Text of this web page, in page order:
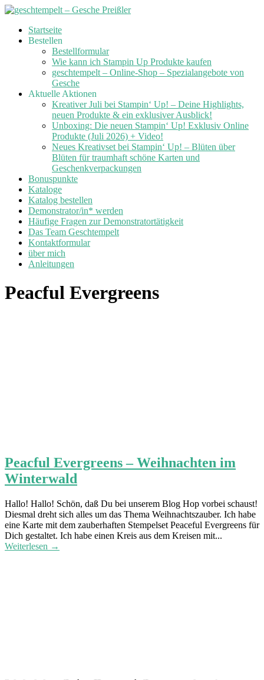
Skip
Startseite
Bestellen
Bestellformular
Wie kann ich Stampin Up Produkte kaufen
geschtempelt – Online-Shop – Spezialangebote von
Gesche
Aktuelle Aktionen
Kreativer Juli bei Stampin‘ Up! – Deine Highlights,
neuen Produkte & ein exklusiver Ausblick!
Unboxing: Die neuen Stampin‘ Up! Exklusiv Online
Produkte (Juli 2026) + Video!
Neues Kreativset bei Stampin‘ Up! – Blüten über
Blüten für traumhaft schöne Karten und
Geschenkverpackungen
Bonuspunkte
Kataloge
Katalog bestellen
Demonstrator/in* werden
Häufige Fragen zur Demonstratortätigkeit
Das Team Geschtempelt
Kontaktformular
über mich
Anleitungen
Peacful Evergreens
Peacful Evergreens – Weihnachten im
Winterwald
Hallo! Hallo! Schön, daß Du bei unserem Blog Hop vorbei schaust!
Diesmal dreht sich alles um das Thema Weihnachtszauber. Ich habe
eine Karte mit dem zauberhaften Stempelset Peaceful Evergreens für
Dich gestaltet. Ich habe einen Kreis aus dem Kreisen mit...
Weiterlesen →